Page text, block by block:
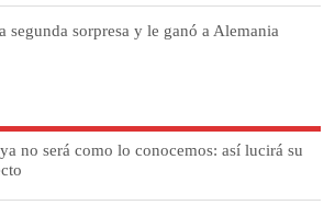
segunda sorpresa y le ganó a Alemania
no será como lo conocemos: así lucirá su